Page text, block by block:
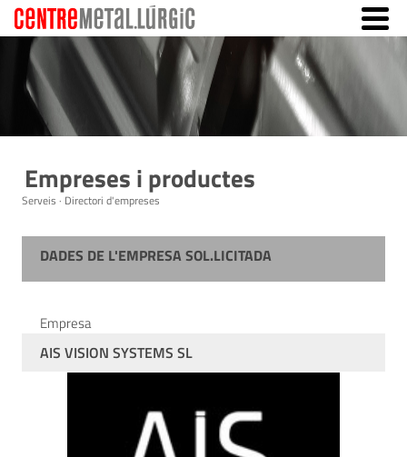
Empreses i productes
Serveis · Directori d'empreses
DADES DE L'EMPRESA SOL.LICITADA
Empresa
AIS VISION SYSTEMS SL